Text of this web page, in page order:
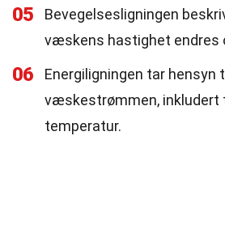
05
Bevegelsesligningen
væskens hastighet endres
06
Energiligningen tar hensyn
væskestrømmen, inkludert
temperatur.